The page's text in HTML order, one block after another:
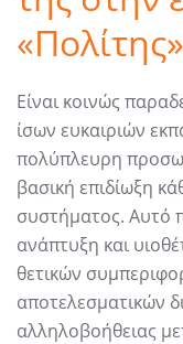
Είναι κοινώς
ίσων ευκαιριών
πολύπλευρη
βασική επιδίωξη
συστήματος. Αυτό
ανάπτυξη και
θετικών
αποτελεσματικών
αλληλοβοήθειας